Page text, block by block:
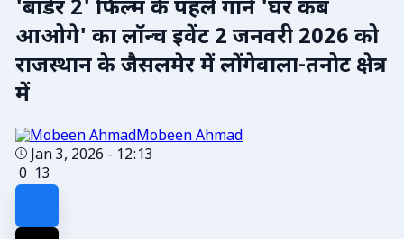
'बॉर्डर 2' फिल्म के पहले गाने 'घर कब
आओगे' का लॉन्च इवेंट 2 जनवरी 2026 को
राजस्थान के जैसलमेर में लोंगेवाला-तनोट क्षेत्र
में
Mobeen Ahmad
Jan 3, 2026 - 12:13
0 13